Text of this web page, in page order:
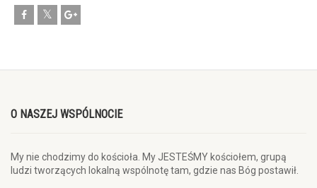
O NASZEJ WSPÓLNOCIE
My nie chodzimy do kościoła. My JESTEŚMY kościołem, grupą
ludzi tworzących lokalną wspólnotę tam, gdzie nas Bóg postawił.